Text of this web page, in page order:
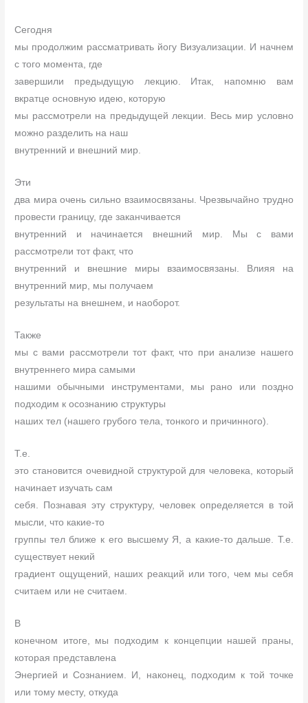
Сегодня
мы продолжим рассматривать йогу Визуализации. И начнем
с того момента, где
завершили предыдущую лекцию. Итак, напомню вам
вкратце основную идею, которую
мы рассмотрели на предыдущей лекции. Весь мир условно
можно разделить на наш
внутренний и внешний мир.
Эти
два мира очень сильно взаимосвязаны. Чрезвычайно трудно
провести границу, где заканчивается
внутренний и начинается внешний мир. Мы с вами
рассмотрели тот факт, что
внутренний и внешние миры взаимосвязаны. Влияя на
внутренний мир, мы получаем
результаты на внешнем, и наоборот.
Также
мы с вами рассмотрели тот факт, что при анализе нашего
внутреннего мира самыми
нашими обычными инструментами, мы рано или поздно
подходим к осознанию структуры
наших тел (нашего грубого тела, тонкого и причинного).
Т.е.
это становится очевидной структурой для человека, который
начинает изучать сам
себя. Познавая эту структуру, человек определяется в той
мысли, что какие-то
группы тел ближе к его высшему Я, а какие-то дальше. Т.е.
существует некий
градиент ощущений, наших реакций или того, чем мы себя
считаем или не считаем.
В
конечном итоге, мы подходим к концепции нашей праны,
которая представлена
Энергией и Сознанием. И, наконец, подходим к той точке
или тому месту, откуда